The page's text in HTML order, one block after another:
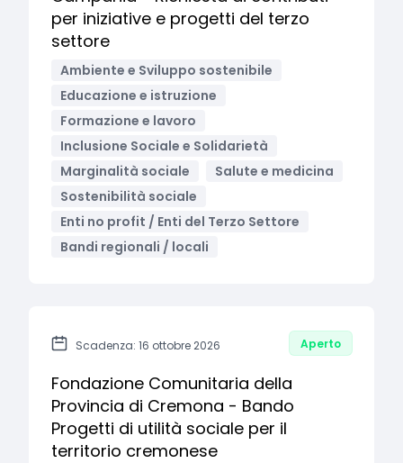
per iniziative e progetti del terzo
settore
Ambiente e Sviluppo sostenibile
Educazione e istruzione
Formazione e lavoro
Inclusione Sociale e Solidarietà
Marginalità sociale
Salute e medicina
Sostenibilità sociale
Enti no profit / Enti del Terzo Settore
Bandi regionali / locali
Scadenza: 16 ottobre 2026 Aperto
Fondazione Comunitaria della
Provincia di Cremona - Bando
Progetti di utilità sociale per il
territorio cremonese